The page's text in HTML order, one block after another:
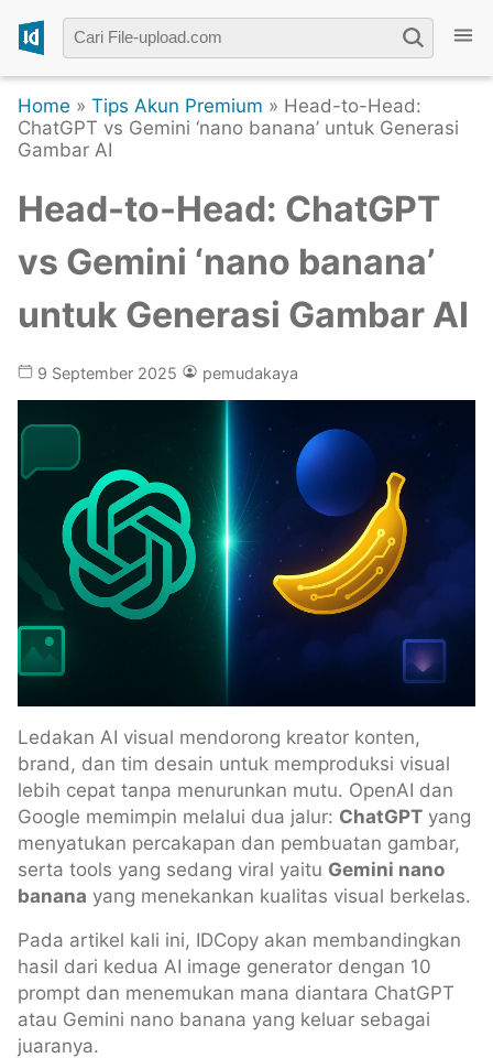
Home » Tips Akun Premium » Head-to-Head:
ChatGPT vs Gemini ‘nano banana’ untuk Generasi
Gambar AI
Head-to-Head: ChatGPT
vs Gemini ‘nano banana’
untuk Generasi Gambar AI
9 September 2025 pemudakaya
Ledakan AI visual mendorong kreator konten,
brand, dan tim desain untuk memproduksi visual
lebih cepat tanpa menurunkan mutu. OpenAI dan
Google memimpin melalui dua jalur: ChatGPT yang
menyatukan percakapan dan pembuatan gambar,
serta tools yang sedang viral yaitu Gemini nano
banana yang menekankan kualitas visual berkelas.
Pada artikel kali ini, IDCopy akan membandingkan
hasil dari kedua AI image generator dengan 10
prompt dan menemukan mana diantara ChatGPT
atau Gemini nano banana yang keluar sebagai
juaranya.